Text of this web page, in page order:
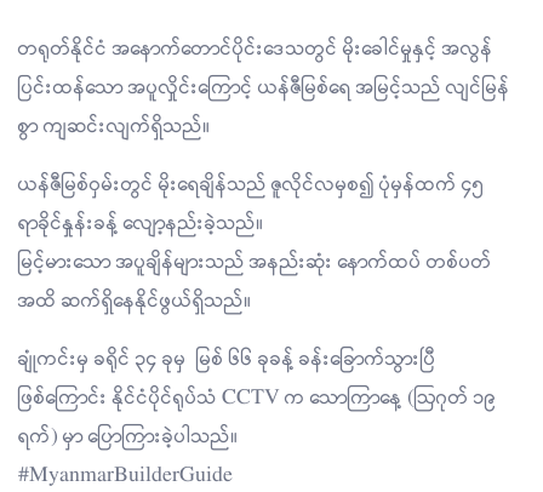
တရုတ်နိုင်ငံ အနောက်တောင်ပိုင်းဒေသတွင် မိုးခေါင်မှုနှင့် အလွန်
ပြင်းထန်သော အပူလှိုင်းကြောင့် ယန်ဇီမြစ်ရေ အမြင့်သည် လျင်မြန်
စွာ ကျဆင်းလျက်ရှိသည်။
ယန်ဇီမြစ်ဝှမ်းတွင် မိုးရေချိန်သည် ဇူလိုင်လမှစ၍ ပုံမှန်ထက် ၄၅
ရာခိုင်နှုန်းခန့် လျော့နည်းခဲ့သည်။
မြင့်မားသော အပူချိန်များသည် အနည်းဆုံး နောက်ထပ် တစ်ပတ်
အထိ ဆက်ရှိနေနိုင်ဖွယ်ရှိသည်။
ချုံကင်းမှ ခရိုင် ၃၄ ခုမှ မြစ် ၆၆ ခုခန့် ခန်းခြောက်သွားပြီ
ဖြစ်‌ကြောင်း နိုင်ငံပိုင်ရုပ်သံ CCTV က သောကြာနေ့ (ဩဂုတ် ၁၉
ရက်) မှာ ပြောကြားခဲ့ပါသည်။
#MyanmarBuilderGuide